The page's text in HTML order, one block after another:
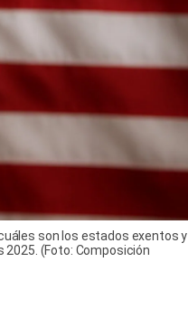
son los estados exentos y
(Foto: Composición